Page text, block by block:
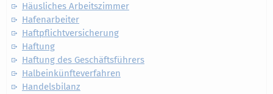
Häusliches Arbeitszimmer
Hafenarbeiter
Haftpflichtversicherung
Haftung
Haftung des Geschäftsführers
Halbeinkünfteverfahren
Handelsbilanz